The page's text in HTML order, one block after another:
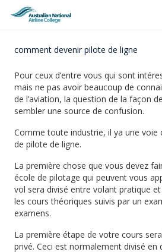
comment devenir pilote de ligne
Pour ceux d’entre vous qui sont
mais ne pas avoir beaucoup de
de l’aviation, la question de la façon
sembler une source de confusion.
Comme toute industrie, il ya une voie
de pilote de ligne.
La première chose que vous devez
école de pilotage qui peuvent vous
vol sera divisé entre volant pratique
les cours théoriques suivis par un
examens.
La première étape de votre cours
privé. Ceci est normalement divisé en